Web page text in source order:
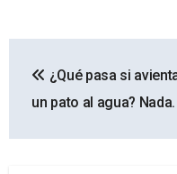
de
entradas
¿Qué pasa si
un pato al agua? Nada.